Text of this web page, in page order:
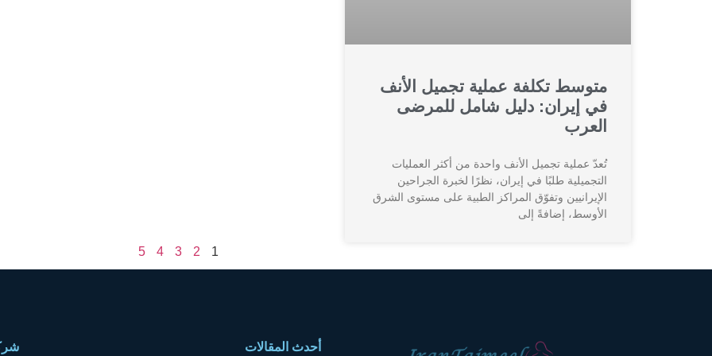
متوسط تكلفة عملية تجميل الأنف
في إيران: دليل شامل للمرضى
العرب
تُعدّ عملية تجميل الأنف واحدة من أكثر العمليات
التجميلية طلبًا في إيران، نظرًا لخبرة الجراحين
الإيرانيين وتفوّق المراكز الطبية على مستوى الشرق
الأوسط، إضافةً إلى
1
2
3
4
5
أحدث المقالات